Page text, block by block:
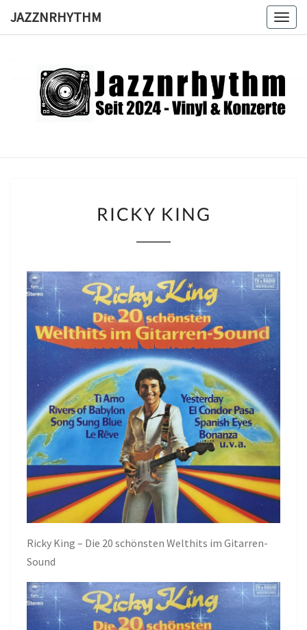
JAZZNRHYTHM
Seit
2024 –
KING
RICKY KING
Ricky King – Die 20 schönsten Welthits im Gitarren-
Sound